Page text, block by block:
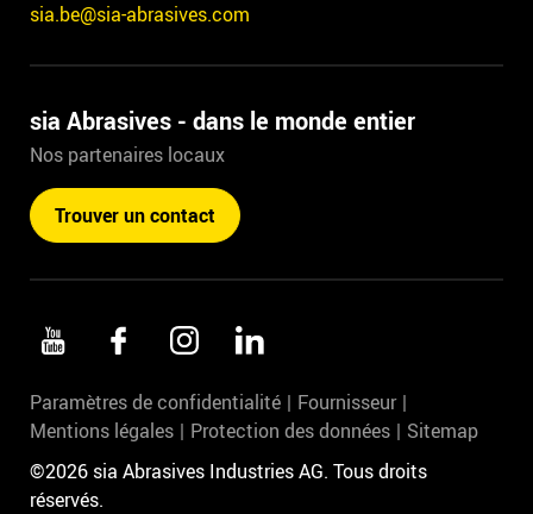
sia.be@sia-abrasives.com
sia Abrasives - dans le monde entier
Nos partenaires locaux
Trouver un contact
Paramètres de confidentialité
Fournisseur
Mentions légales
Protection des données
Sitemap
©2026 sia Abrasives Industries AG. Tous droits
réservés.